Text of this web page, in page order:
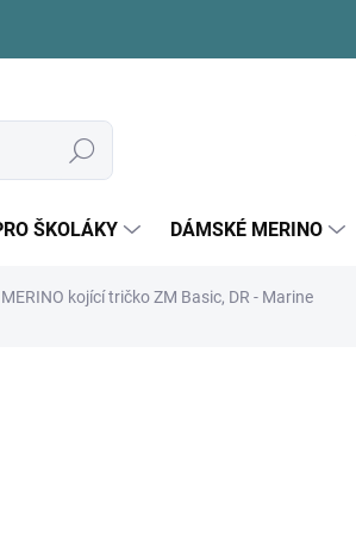
Hledat
ŠKOLÁKY DÁMSKÉ MERINO
kojící tričko ZM Basic, DR - Marine